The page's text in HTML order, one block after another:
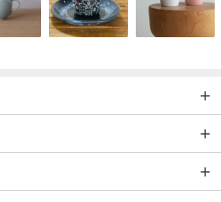
will have no delivery service. The
contact you.